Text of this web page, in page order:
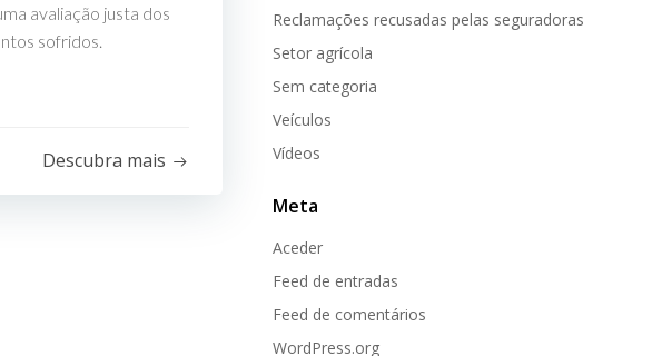
avaliação justa dos
sofridos.
Descubra mais
Reclamações recusadas pelas seguradoras
Setor agrícola
Sem categoria
Veículos
Vídeos
Meta
Aceder
Feed de entradas
Feed de comentários
WordPress.org